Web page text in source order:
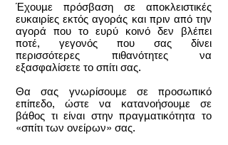
Έχουμε πρόσβαση σε αποκλειστικές
ευκαιρίες εκτός αγοράς και πριν από την
αγορά που το ευρύ κοινό δεν βλέπει
ποτέ, γεγονός που σας δίνει
περισσότερες πιθανότητες να
εξασφαλίσετε το σπίτι σας.
Θα σας γνωρίσουμε σε προσωπικό
επίπεδο, ώστε να κατανοήσουμε σε
βάθος τι είναι στην πραγματικότητα το
«σπίτι των ονείρων» σας.